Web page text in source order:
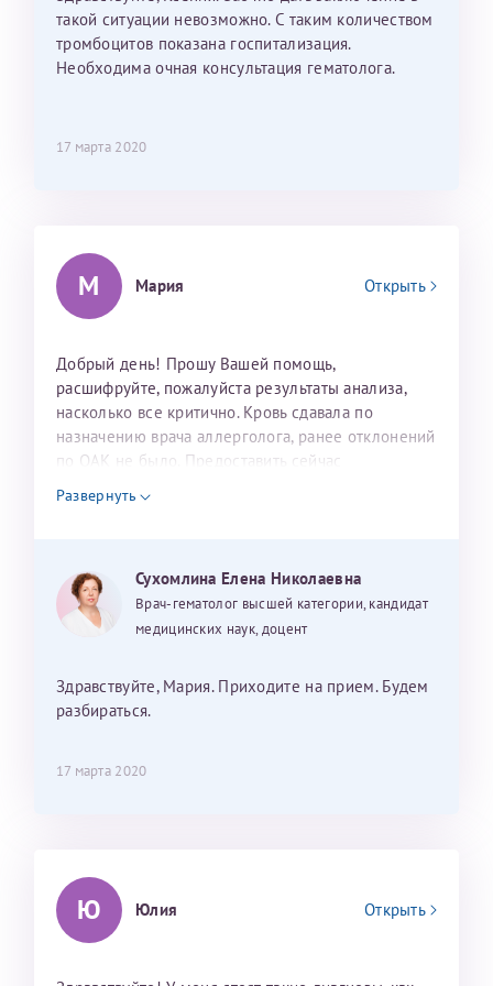
такой ситуации невозможно. С таким количеством
тромбоцитов показана госпитализация.
Необходима очная консультация гематолога.
17 марта 2020
М Мария Открыть
Добрый день! Прошу Вашей помощь,
расшифруйте, пожалуйста результаты анализа,
насколько все критично. Кровь сдавала по
назначению врача аллерголога, ранее отклонений
по ОАК не было. Предоставить сейчас
предыдущие результаты не могу(( Сейчас
принимаю Оралейр пыльцы луговых трав, более
анализов. Спасибо за помощь!!!
Развернуть
Сухомлина Елена Николаевна
Врач-гематолог высшей категории, кандидат
медицинских наук, доцент
Здравствуйте, Мария. Приходите на прием. Будем
разбираться.
17 марта 2020
Ю Юлия Открыть
Принимаю условияСоглашения на обработку
Отчество*
Дата рождения*
Для предоставления в налоговые органы Российской
Фамилия*
Имя*
ИНН Налогоплательщика*
налогоплательщика
За год/годы
2024
2025